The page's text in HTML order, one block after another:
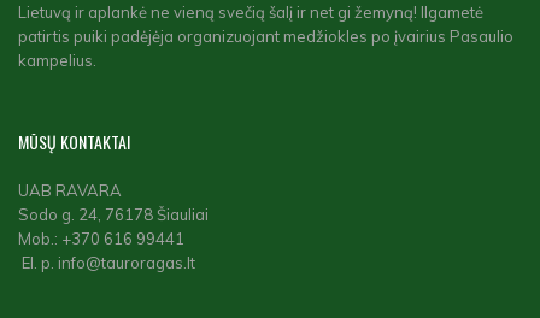
Lietuvą ir aplankė ne vieną svečią šalį ir net gi žemyną! Ilgametė
patirtis puiki padėjėja organizuojant medžiokles po įvairius Pasaulio
kampelius.
MŪSŲ KONTAKTAI
UAB RAVARA
Sodo g. 24, 76178 Šiauliai
Mob.: +370 616 99441
El. p. info@tauroragas.lt